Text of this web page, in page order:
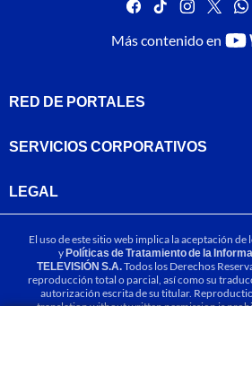
Más contenido en
RED DE PORTALES
SERVICIOS CORPORATIVOS
LEGAL
El uso de este sitio web implica la aceptación de
yPolíticas de Tratamiento de la
TELEVISIÓN S.A.Todos los Derechos
reproducción total o parcial, así como su
autorización escrita de su titular.
translation without written permission is